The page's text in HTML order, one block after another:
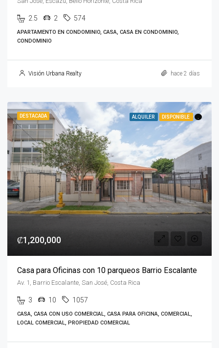
2.5 2 574
APARTAMENTO EN CONDOMINIO, CASA, CASA EN CONDOMINIO,
CONDOMINIO
Visión Urbana Realty hace 2 días
DESTACADA ALQUILER DISPONIBLE .
₡1,200,000
Casa para Oficinas con 10 parqueos Barrio Escalante
Av. 1, Barrio Escalante, San José, Costa Rica
3 10 1057
CASA, CASA CON USO COMERCIAL, CASA PARA OFICINA, COMERCIAL,
LOCAL COMERCIAL, PROPIEDAD COMERCIAL